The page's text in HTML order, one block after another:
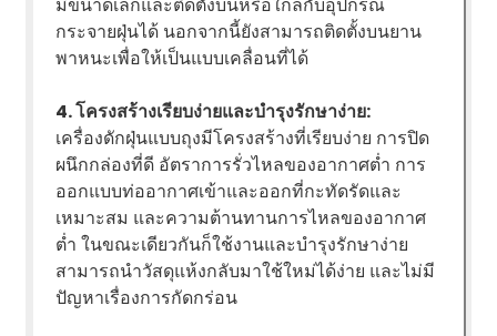
กระจายฝุ่นได้ นอกจากนี้ยังสามารถติดตั้งบนยาน
พาหนะเพื่อให้เป็นแบบเคลื่อนที่ได้
4. โครงสร้างเรียบง่ายและบำรุงรักษาง่าย:
เครื่องดักฝุ่นแบบถุงมีโครงสร้างที่เรียบง่าย การปิด
ผนึกกล่องที่ดี อัตราการรั่วไหลของอากาศต่ำ การ
ออกแบบท่ออากาศเข้าและออกที่กะทัดรัดและ
เหมาะสม และความต้านทานการไหลของอากาศ
ต่ำ ในขณะเดียวกันก็ใช้งานและบำรุงรักษาง่าย
สามารถนำวัสดุแห้งกลับมาใช้ใหม่ได้ง่าย และไม่มี
ปัญหาเรื่องการกัดกร่อน